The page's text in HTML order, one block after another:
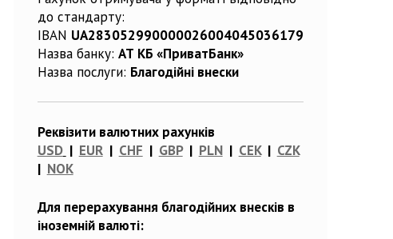
до стандарту:
IBAN UA283052990000026004045036179
Назва банку: АТ КБ «ПриватБанк»
Назва послуги: Благодійні внески
Реквізити валютних рахунків
USD | EUR| CHF | GBP| PLN| CEK| CZK
| NOK
Для перерахування благодійних внесків в
іноземній валюті: